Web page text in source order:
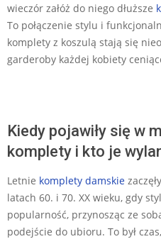
wieczór załóż do niego dłuższe
To połączenie stylu i
komplety z koszulą stają się
garderoby każdej kobiety
Kiedy pojawiły się w
komplety i kto je
Letnie komplety damskie
latach 60. i 70. XX wieku, gdy
popularność, przynosząc ze
podejście do ubioru. To był